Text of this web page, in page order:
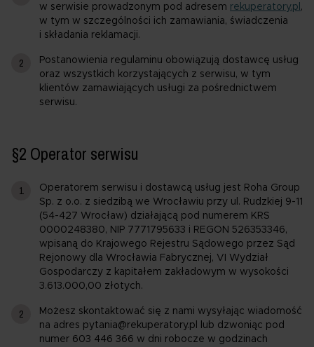
w serwisie prowadzonym pod adresem rekuperatory.pl ,
w tym w szczególności ich zamawiania, świadczenia
i składania reklamacji.
Postanowienia regulaminu obowiązują dostawcę usług
oraz wszystkich korzystających z serwisu, w tym
klientów zamawiających usługi za pośrednictwem
serwisu.
§2 Operator serwisu
Operatorem serwisu i dostawcą usług jest Roha Group
Sp. z o.o. z siedzibą we Wrocławiu przy ul. Rudzkiej 9-11
(54-427 Wrocław) działającą pod numerem KRS
0000248380, NIP 7771795633 i REGON 526353346,
wpisaną do Krajowego Rejestru Sądowego przez Sąd
Rejonowy dla Wrocławia Fabrycznej, VI Wydział
Gospodarczy z kapitałem zakładowym w wysokości
3.613.000,00 złotych.
Możesz skontaktować się z nami wysyłając wiadomość
na adres pytania@rekuperatory.pl lub dzwoniąc pod
numer 603 446 366 w dni robocze w godzinach